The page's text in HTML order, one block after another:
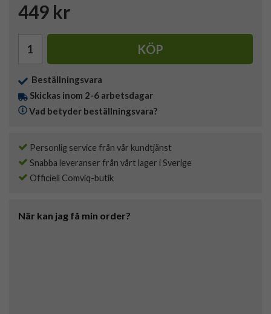
449 kr
KÖP
Beställningsvara
Skickas inom 2-6 arbetsdagar
Vad betyder beställningsvara?
Personlig service från vår kundtjänst
Snabba leveranser från vårt lager i Sverige
Officiell Comviq-butik
När kan jag få min order?